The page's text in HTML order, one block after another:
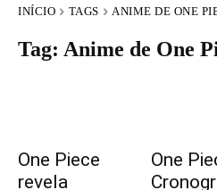
INÍCIO TAGS ANIME DE ONE
Tag: Anime de One
One Piece
revela
One